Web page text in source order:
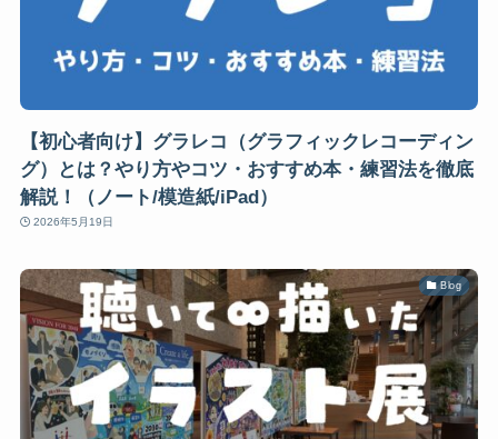
【初心者向け】グラレコ（グラフィックレコーディン
グ）とは？やり方やコツ・おすすめ本・練習法を徹底
解説！（ノート/模造紙/iPad）
2026年5月19日
Blog